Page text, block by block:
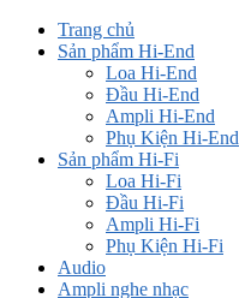
Trang chủ
Sản phẩm Hi-End
Loa Hi-End
Đầu Hi-End
Ampli Hi-End
Phụ Kiện Hi-End
Sản phẩm Hi-Fi
Loa Hi-Fi
Đầu Hi-Fi
Ampli Hi-Fi
Phụ Kiện Hi-Fi
Audio
Ampli nghe nhạc